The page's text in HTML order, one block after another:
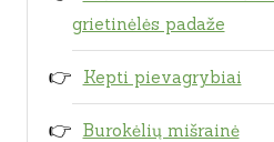
grietinėlės padaže
Kepti pievagrybiai
Burokėlių mišrainė